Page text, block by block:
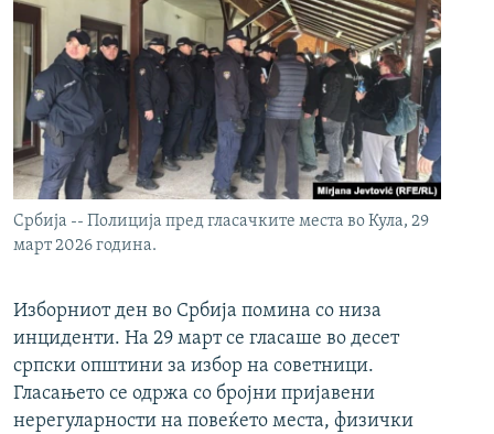
Србија -- Полиција пред гласачките места во Кула, 29
март 2026 година.
Изборниот ден во Србија помина со низа
инциденти. На 29 март се гласаше во десет
српски општини за избор на советници.
Гласањето се одржа со бројни пријавени
нерегуларности на повеќето места, физички